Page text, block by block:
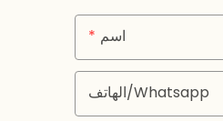
اسم
الهاتف/whatsapp